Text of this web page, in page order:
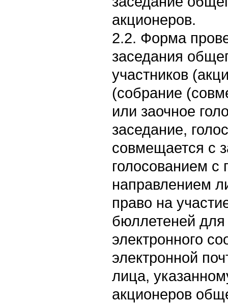
акционеров.
2.2. Форма
заседания
участников
(собрание
или заочное
заседание,
совмещается с
голосованием с
направлением
право на
бюллетеней для
электронного
электронной
лица,
акционеров